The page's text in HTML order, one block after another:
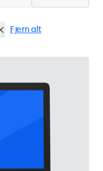
Fjern alt